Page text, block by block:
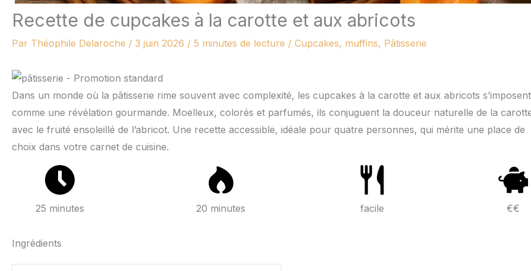
Recette de cupcakes à la carotte et aux abricots
Par Théophile Delaroche / 3 juin 2026 / 5 minutes de lecture / Cupcakes, muffins, Pâtisserie
Dans un monde où la pâtisserie rime souvent avec complexité, les cupcakes à la carotte et aux abricots s’imposent
comme une révélation gourmande. Moelleux, colorés et parfumés, ils conjuguent la douceur naturelle de la
avec le fruité ensoleillé de l’abricot. Une recette accessible, idéale pour quatre personnes, qui mérite une place de
choix dans votre carnet de cuisine.
25 minutes 20 minutes facile €€
Ingrédients